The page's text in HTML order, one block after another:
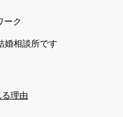
ーク
婚相談所です
理由